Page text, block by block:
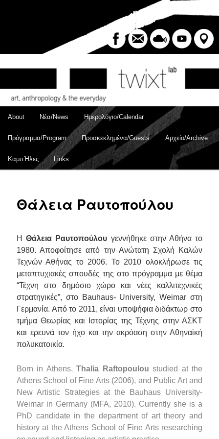
to
content
menu
About Νέα/News Ημερολόγιο/Calendar
Πρόγραμμα/Program Προσκεκλημένα/Guests Αρχείο/Archive
ΚαμπΉλες Links
Θάλεια Ραυτοπούλου
Η Θάλεια Ραυτοπούλου γεννήθηκε στην Αθήνα το
1980. Αποφοίτησε από την Ανώτατη Σχολή Καλών
Τεχνών Αθήνας το 2006. Το 2010 ολοκλήρωσε τις
μεταπτυχιακές σπουδές της στο πρόγραμμα με θέμα
“Τέχνη στο δημόσιο χώρο και νέες καλλιτεχνικές
στρατηγικές”, στο Bauhaus- University, Weimar στη
Γερμανία. Από το 2011, είναι υποψήφια διδάκτωρ στο
τμήμα Θεωρίας και Ιστορίας της Τέχνης στην ΑΣΚΤ
και ερευνά τον ήχο και την ακρόαση στην Αθηναϊκή
πολυκατοικία.
Born in Athens,Thalia Raftopoulou studied at the
Athens School of Fine Arts (2006), and Public Art and
New Artistic Strategies at the Bauhaus University-
Weimar in Germany (MFA, 2010). Currently she is a
PhD candidate in the department of art theory and
history at the Athens School of Fine Arts researching